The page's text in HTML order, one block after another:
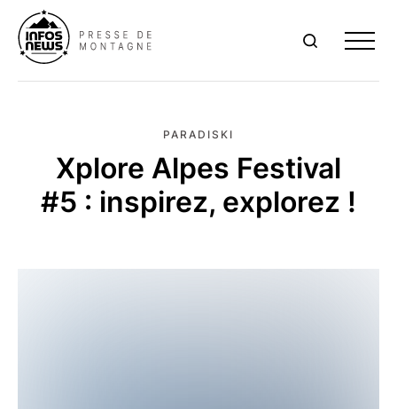
PARADISKI
Xplore Alpes Festival
#5 : inspirez, explorez !